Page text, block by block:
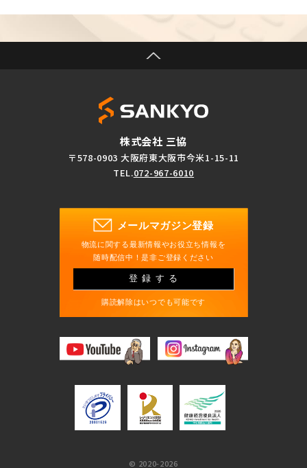
株式会社 三協
〒578-0903 大阪府東大阪市今米1-15-11
TEL.072-967-6010
メールマガジン登録
物流に関する最新情報やお役立ち情報を
随時配信中！是非ご登録ください
登録する
購読解除はいつでも可能です
© 2020-2026